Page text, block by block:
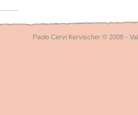
Paolo Cervi Kervischer © 2008 -